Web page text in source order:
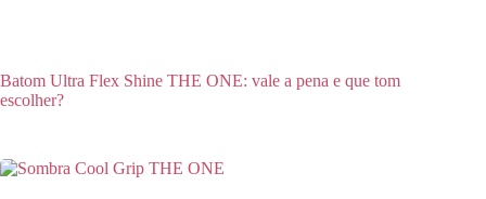
Batom Ultra Flex Shine THE ONE: vale a pena e que tom
escolher?